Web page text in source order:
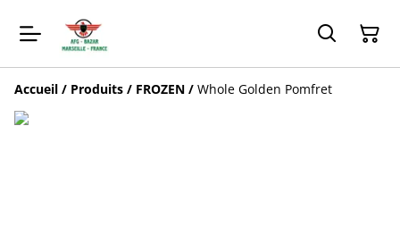
Accueil / Produits / FROZEN / Whole Golden Pomfret